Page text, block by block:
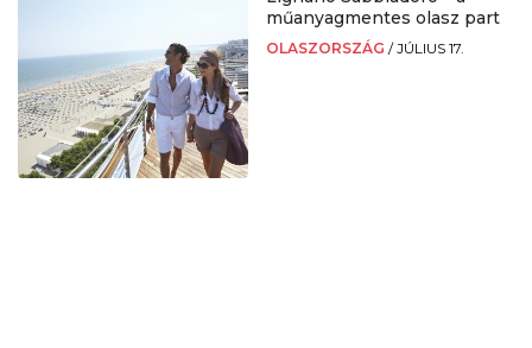
műanyagmentes olasz part
OLASZORSZÁG /JÚLIUS 17.